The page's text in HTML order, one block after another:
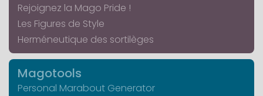
Rejoignez la Mago Pride !
Les Figures de Style
Herméneutique des sortilèges
Magotools
Personal Marabout Generator